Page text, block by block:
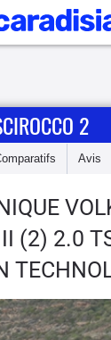
2
Avis
II (2) 2.0